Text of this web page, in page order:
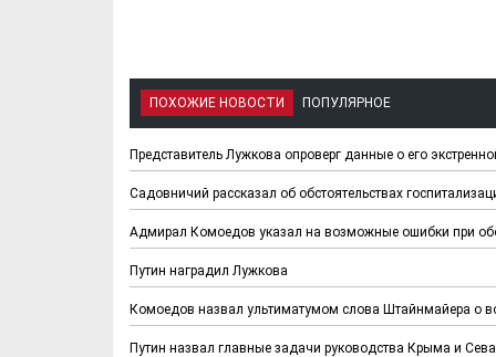
ПОХОЖИЕ НОВОСТИ ПОПУЛЯРНОЕ
Представитель Лужкова опроверг данные о его
Садовничий рассказал об обстоятельствах
Адмирал Комоедов указал на возможные ошибки при
Путин наградил Лужкова
Комоедов назвал ультиматумом слова Штайнмайера о
Путин назвал главные задачи руководства Крыма и